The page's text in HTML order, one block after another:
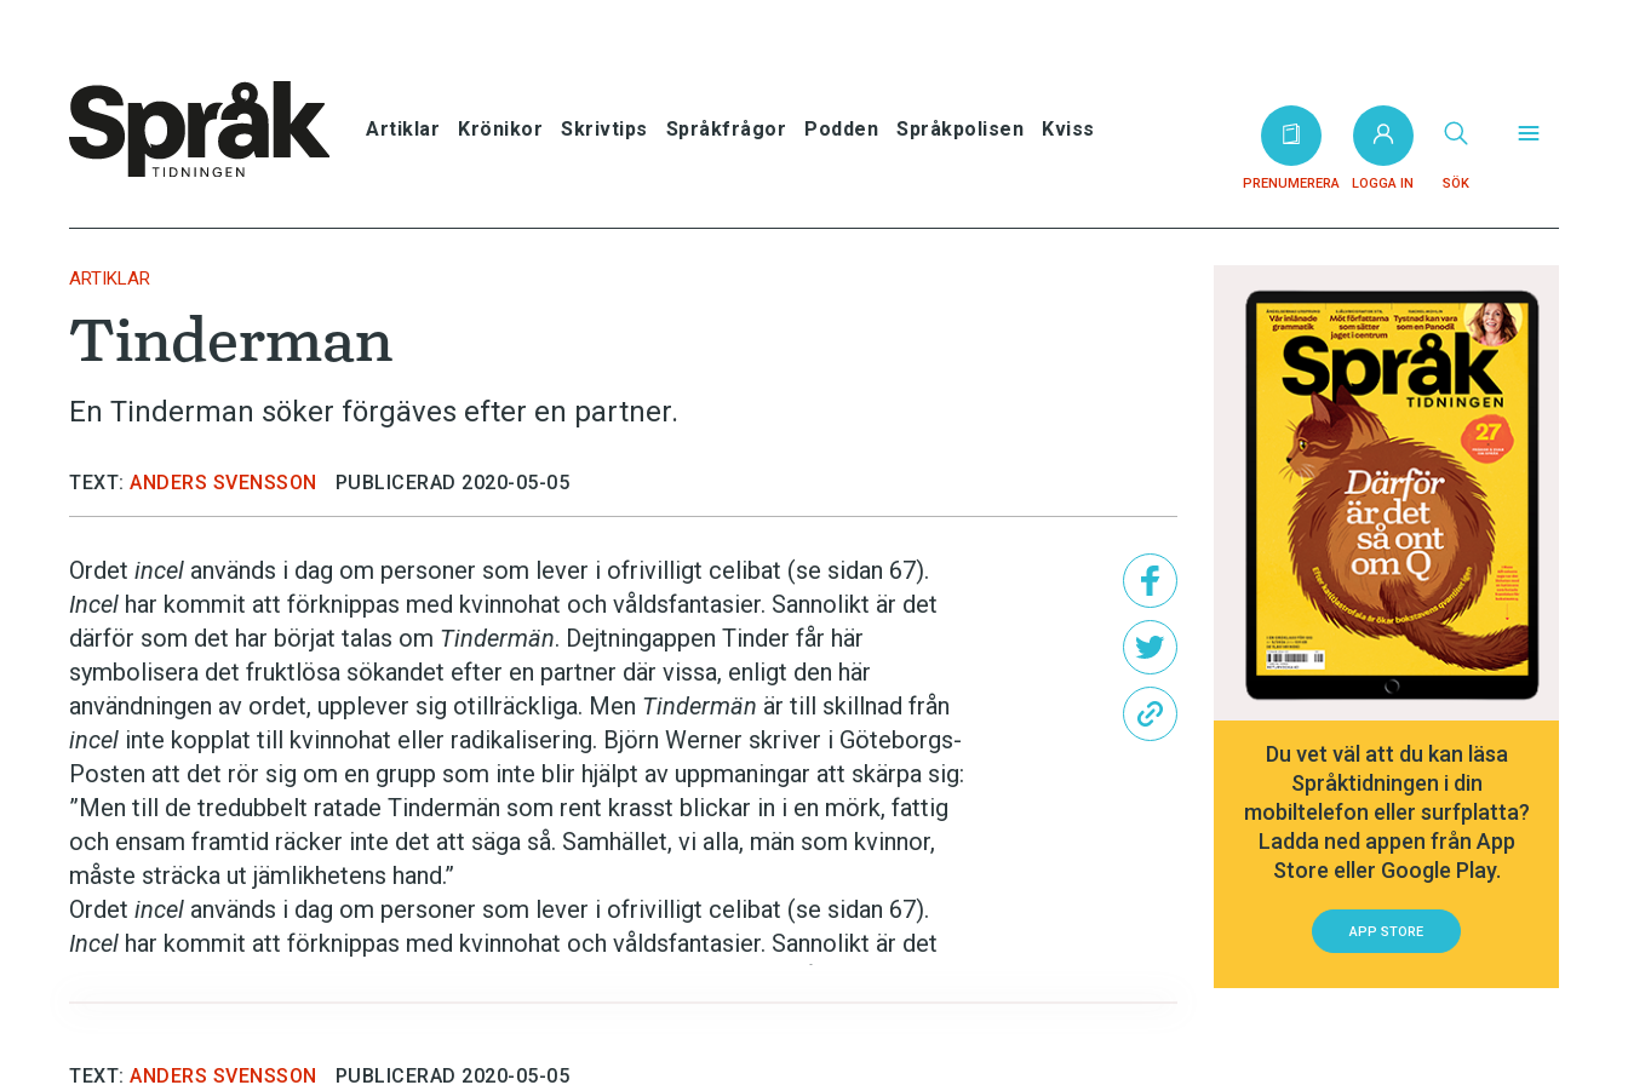
Artiklar Krönikor Skrivtips Språkfrågor Podden Språkpolisen Kviss
PRENUMERERA LOGGA IN SÖK
Krönikor
Språkfrågor
Skrivtips
Kviss
Podden
Anmäl till språkpolisen
Föreslå nyord
Annonsera
Prenumerera
ARTIKLAR
Tinderman
En Tinderman söker förgäves efter en partner.
TEXT: ANDERS SVENSSON PUBLICERAD 2020-05-05
Ordet incel används i dag om personer som lever i ofrivilligt celibat (se sidan 67).
Incel har kommit att förknippas med kvinnohat och våldsfantasier. Sannolikt är det
därför som det har börjat talas om Tindermän. Dejtningappen Tinder får här
symbolisera det fruktlösa sökandet efter en partner där vissa, enligt den här
användningen av ordet, upplever sig otillräckliga. Men Tindermän är till skillnad från
incel inte kopplat till kvinnohat eller radikalisering. Björn Werner skriver i Göteborgs-
Posten att det rör sig om en grupp som inte blir hjälpt av uppmaningar att skärpa sig:
”Men till de tredubbelt ratade Tindermän som rent krasst blickar in i en mörk, fattig
och ensam framtid räcker inte det att säga så. Samhället, vi alla, män som kvinnor,
måste sträcka ut jämlikhetens hand.”
Ordet incel används i dag om personer som lever i ofrivilligt celibat (se sidan 67).
Incel har kommit att förknippas med kvinnohat och våldsfantasier. Sannolikt är det
incelinte kopplat till kvinnohat eller radikalisering. Björn Werner skriver i Göteborgs-
TEXT: ANDERS SVENSSON PUBLICERAD 2020-05-05
Du vet väl att du kan läsa
Språktidningen i din
mobiltelefon eller surfplatta?
Ladda ned appen från App
Store eller Google Play.
APP STORE